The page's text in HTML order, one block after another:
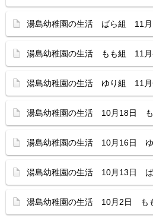
湯島幼稚園の生活 ばら組 11月
湯島幼稚園の生活 もも組 11月
湯島幼稚園の生活 ゆり組 11月
湯島幼稚園の生活 10月18日 も
湯島幼稚園の生活 10月16日 ゆ
湯島幼稚園の生活 10月13日 ば
湯島幼稚園の生活 10月2日 も